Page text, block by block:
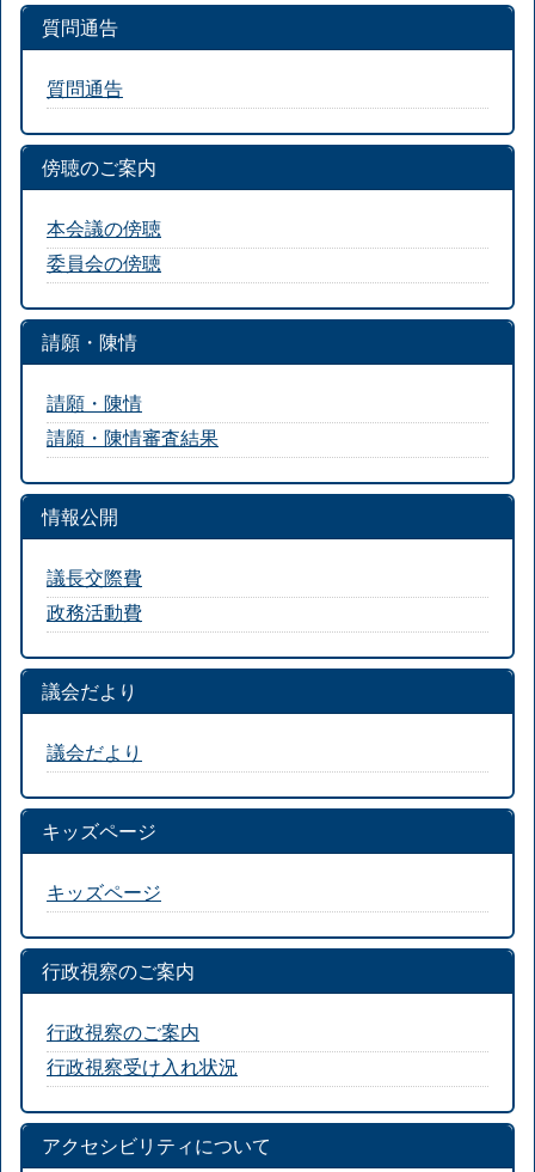
質問通告
質問通告
傍聴のご案内
本会議の傍聴
委員会の傍聴
請願・陳情
請願・陳情
請願・陳情審査結果
情報公開
議長交際費
政務活動費
議会だより
議会だより
キッズページ
キッズページ
行政視察のご案内
行政視察のご案内
行政視察受け入れ状況
アクセシビリティについて